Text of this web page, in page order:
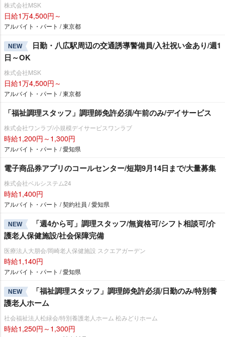
株式会社MSK
日給1万4,500円～
アルバイト・パート / 東京都
NEW
日勤・八広駅周辺の交通誘導警備員/入社祝い金あり/週1
日～OK
株式会社MSK
日給1万4,500円～
アルバイト・パート / 東京都
「福祉調理スタッフ」調理師免許必須/午前のみ/デイサービス
株式会社ワンラブ/小規模デイサービスワンラブ
時給1,200円～1,300円
アルバイト・パート / 愛知県
電子商品券アプリのコールセンター/短期9月14日まで/大量募集
株式会社ベルシステム24
時給1,400円
アルバイト・パート / 契約社員 / 愛知県
NEW
「週4から可」調理スタッフ/無資格可/シフト相談可/介
護老人保健施設/社会保障完備
医療法人大朋会/岡崎老人保健施設 スクエアガーデン
時給1,140円
アルバイト・パート / 愛知県
NEW
「福祉調理スタッフ」調理師免許必須/日勤のみ/特別養
護老人ホーム
社会福祉法人松緑会/特別養護老人ホーム 松みどりホーム
時給1,250円～1,300円